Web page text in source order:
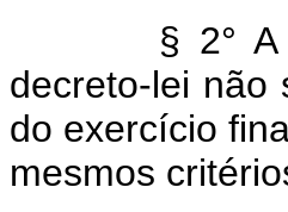
§ 2° A
decreto-lei não
do exercício
mesmos